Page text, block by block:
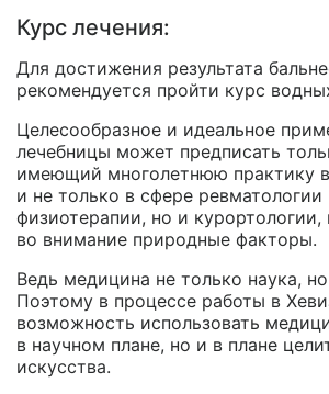
Курс лечения:
Для достижения результата
рекомендуется пройти курс
Целесообразное и идеальное
лечебницы может предписать
имеющий многолетнюю практику
и не только в сфере ревматологии
физиотерапии, но и курортологии,
во внимание природные факторы.
Ведь медицина не только наука,
Поэтому в процессе работы в
возможность использовать
в научном плане, но и в плане
искусства.